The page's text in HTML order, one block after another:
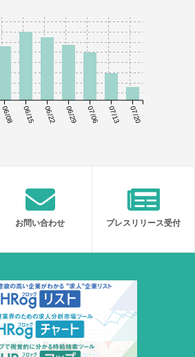
06/08 06/15 06/22 06/29 07/06 07/13 07/20
お問い合わせ プレスリリース受付